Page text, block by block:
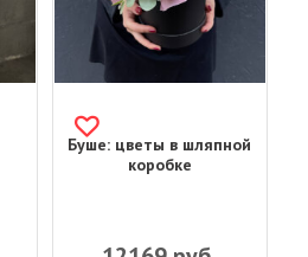
Буше: цветы в шляпной
коробке